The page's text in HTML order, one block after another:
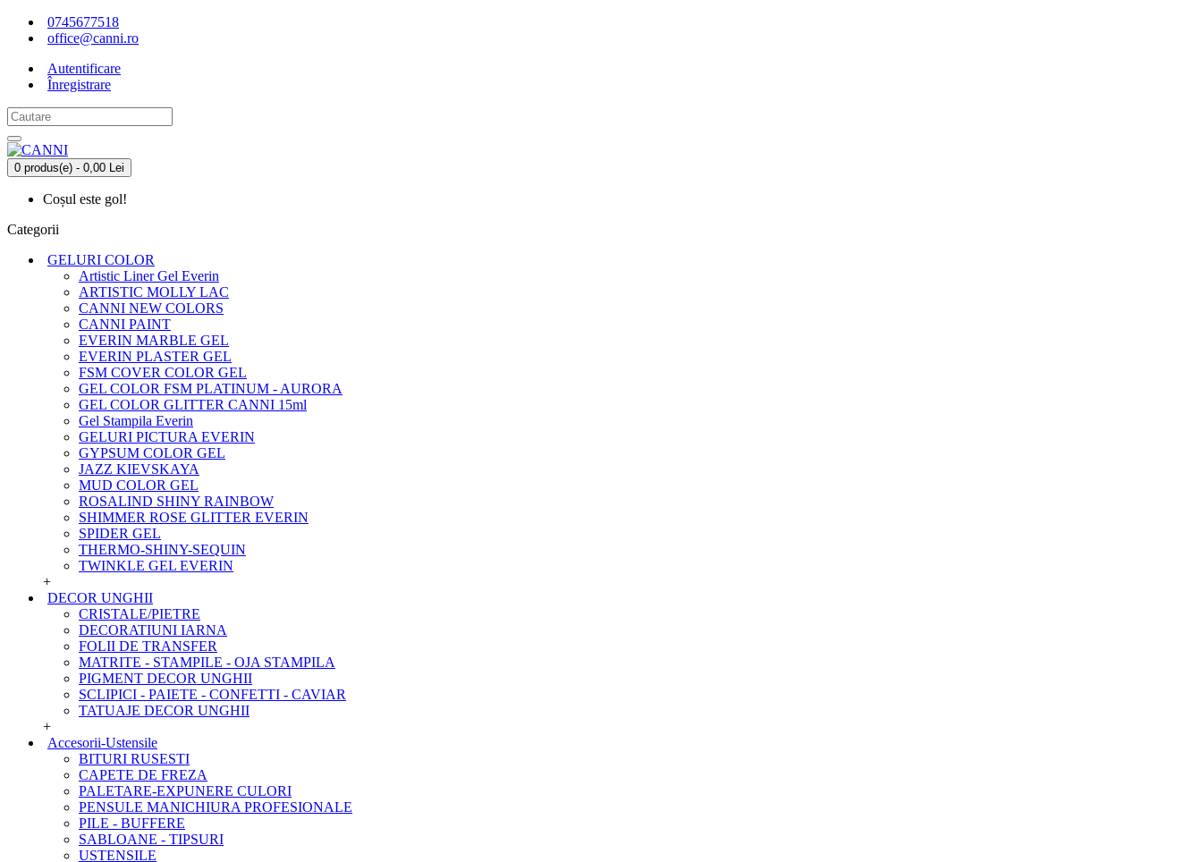
0745677518
office@canni.ro
Autentificare
Înregistrare
0 produs(e) - 0,00 Lei
Coșul este gol!
Categorii
GELURI COLOR
Artistic Liner Gel Everin
ARTISTIC MOLLY LAC
CANNI NEW COLORS
CANNI PAINT
EVERIN MARBLE GEL
EVERIN PLASTER GEL
FSM COVER COLOR GEL
GEL COLOR FSM PLATINUM - AURORA
GEL COLOR GLITTER CANNI 15ml
Gel Stampila Everin
GELURI PICTURA EVERIN
GYPSUM COLOR GEL
JAZZ KIEVSKAYA
MUD COLOR GEL
ROSALIND SHINY RAINBOW
SHIMMER ROSE GLITTER EVERIN
SPIDER GEL
THERMO-SHINY-SEQUIN
TWINKLE GEL EVERIN
+
DECOR UNGHII
CRISTALE/PIETRE
DECORATIUNI IARNA
FOLII DE TRANSFER
MATRITE - STAMPILE - OJA STAMPILA
PIGMENT DECOR UNGHII
SCLIPICI - PAIETE - CONFETTI - CAVIAR
TATUAJE DECOR UNGHII
+
Accesorii-Ustensile
BITURI RUSESTI
CAPETE DE FREZA
PALETARE-EXPUNERE CULORI
PENSULE MANICHIURA PROFESIONALE
PILE - BUFFERE
SABLOANE - TIPSURI
USTENSILE